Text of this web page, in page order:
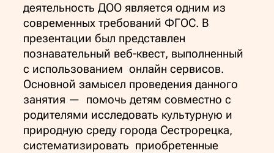
деятельность ДОО является одним из
современных требований ФГОС. В
презентации был представлен
познавательный веб-квест, выполненный
с использованием онлайн сервисов.
Основной замысел проведения данного
занятия — помочь детям совместно с
родителями исследовать культурную и
природную среду города Сестрорецка,
систематизировать приобретенные